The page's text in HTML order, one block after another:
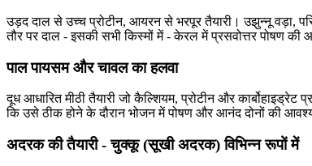
उड़द दाल से उच्च प्रोटीन, आयरन से भरपूर तैयारी। उझुन्नू वड़ा,
तौर पर दाल - इसकी सभी किस्मों में - केरल में प्रसवोत्तर पोषण
पाल पायसम और चावल का हलवा
दूध आधारित मीठी तैयारी जो कैल्शियम, प्रोटीन और
कि उसे ठीक होने के दौरान भोजन में पोषण और आनंद दोनों की
अदरक की तैयारी - चुक्कू (सूखी अदरक) विभिन्न रूपों में